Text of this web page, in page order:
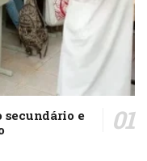
secundário e